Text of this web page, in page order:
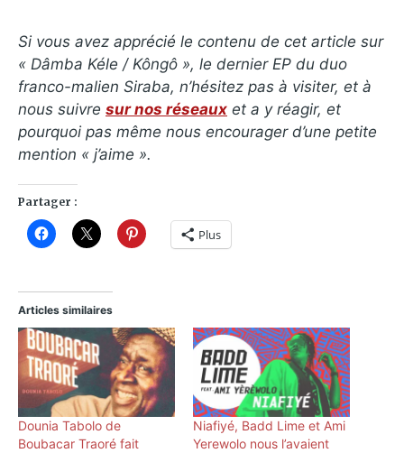
Si vous avez apprécié le contenu de cet article sur
« Dâmba Kéle / Kôngô », le dernier EP du duo
franco-malien Siraba, n’hésitez pas à visiter, et à
nous suivre sur nos réseaux et a y réagir, et
pourquoi pas même nous encourager d’une petite
mention « j’aime ».
Partager :
Plus
Articles similaires
Dounia Tabolo de
Boubacar Traoré fait
Niafiyé, Badd Lime et Ami
Yerewolo nous l’avaient